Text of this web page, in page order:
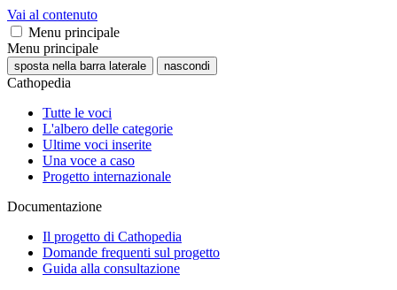
Vai al contenuto
Menu principale
Menu principale
sposta nella barra laterale nascondi
Cathopedia
Tutte le voci
L'albero delle categorie
Ultime voci inserite
Una voce a caso
Progetto internazionale
Documentazione
Il progetto di Cathopedia
Domande frequenti sul progetto
Guida alla consultazione